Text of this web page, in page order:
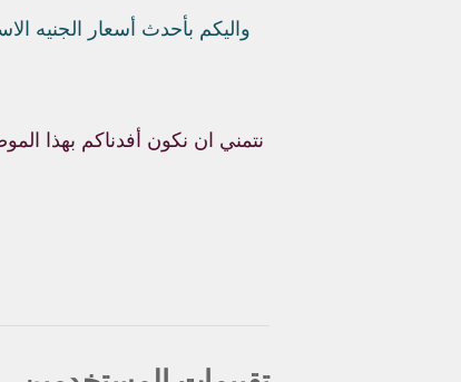
واليكم بأحدث أسعار الجنيه
نتمني ان نكون أفدناكم بهذا